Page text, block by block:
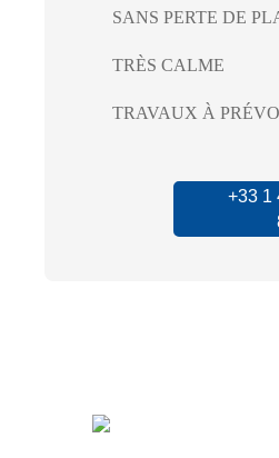
SANS PERTE DE
TRÈS CALME
TRAVAUX À
+33 1